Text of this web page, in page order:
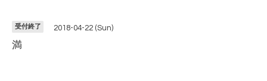
受付終了 2018-04-22 (Sun)
満